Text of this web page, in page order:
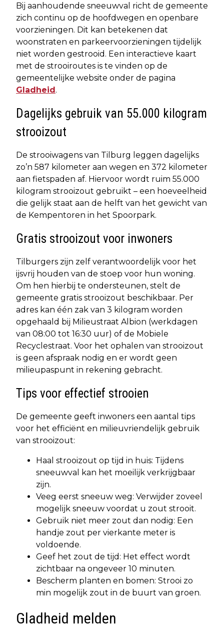
Bij aanhoudende sneeuwval richt de gemeente
zich continu op de hoofdwegen en openbare
voorzieningen. Dit kan betekenen dat
woonstraten en parkeervoorzieningen tijdelijk
niet worden gestrooid. Een interactieve kaart
met de strooiroutes is te vinden op de
gemeentelijke website onder de pagina
Gladheid.
Dagelijks gebruik van 55.000 kilogram
strooizout
De strooiwagens van Tilburg leggen dagelijks
zo’n 587 kilometer aan wegen en 372 kilometer
aan fietspaden af. Hiervoor wordt ruim 55.000
kilogram strooizout gebruikt – een hoeveelheid
die gelijk staat aan de helft van het gewicht van
de Kempentoren in het Spoorpark.
Gratis strooizout voor inwoners
Tilburgers zijn zelf verantwoordelijk voor het
ijsvrij houden van de stoep voor hun woning.
Om hen hierbij te ondersteunen, stelt de
gemeente gratis strooizout beschikbaar. Per
adres kan één zak van 3 kilogram worden
opgehaald bij Milieustraat Albion (werkdagen
van 08:00 tot 16:30 uur) of de Mobiele
Recyclestraat. Voor het ophalen van strooizout
is geen afspraak nodig en er wordt geen
milieupaspunt in rekening gebracht.
Tips voor effectief strooien
De gemeente geeft inwoners een aantal tips
voor het efficiënt en milieuvriendelijk gebruik
van strooizout:
Haal strooizout op tijd in huis: Tijdens
sneeuwval kan het moeilijk verkrijgbaar
zijn.
Veeg eerst sneeuw weg: Verwijder zoveel
mogelijk sneeuw voordat u zout strooit.
Gebruik niet meer zout dan nodig: Een
handje zout per vierkante meter is
voldoende.
Geef het zout de tijd: Het effect wordt
zichtbaar na ongeveer 10 minuten.
Bescherm planten en bomen: Strooi zo
min mogelijk zout in de buurt van groen.
Gladheid melden